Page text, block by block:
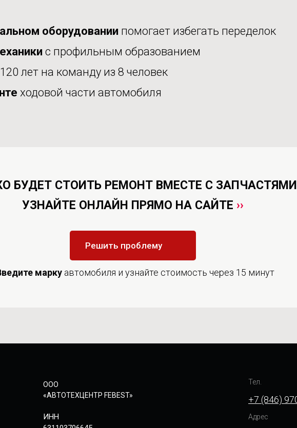
оборудовании помогает избегать переделок
с профильным образованием
лет на команду из 8 человек
ходовой части автомобиля
БУДЕТ СТОИТЬ РЕМОНТ ВМЕСТЕ С ЗАПЧАСТЯМИ
УЗНАЙТЕ ОНЛАЙН ПРЯМО НА САЙТЕ ››
Решить проблему
марку автомобиля и узнайте стоимость через 15 минут
ООО
«АВТОТЕХЦЕНТР FEBEST»
ИНН
Тел.
+7 (846)
Адрес